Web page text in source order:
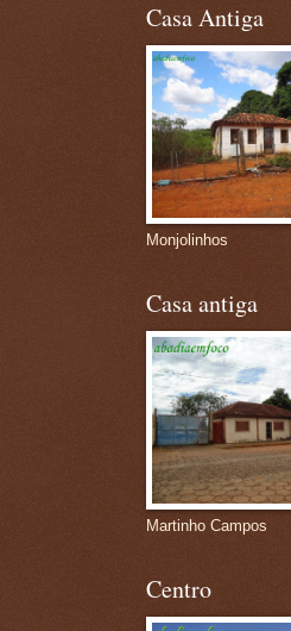
Casa Antiga
Monjolinhos
Casa antiga
Martinho Campos
Centro